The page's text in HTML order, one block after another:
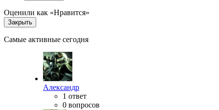
Оценили как «Нравится»
Закрыть
Самые активные сегодня
Александр
1 ответ
0 вопросов